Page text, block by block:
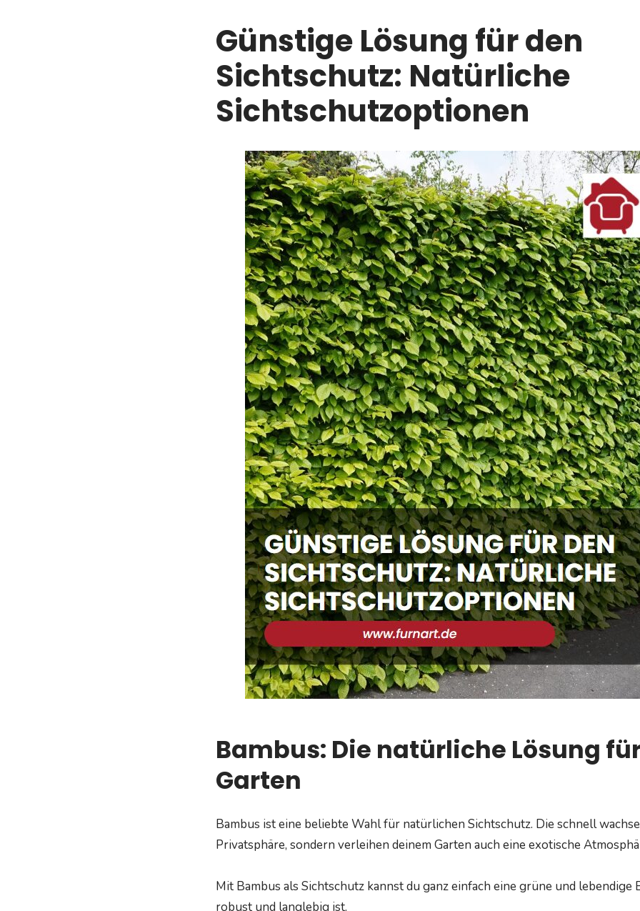
Günstige Lösung für den
Sichtschutz: Natürliche
Sichtschutzoptionen
Bambus: Die natürliche Lösung
Garten
Bambus ist eine beliebte Wahl für natürlichen Sichtschutz. Die schnell
Privatsphäre, sondern verleihen deinem Garten auch eine exotische
Mit Bambus als Sichtschutz kannst du ganz einfach eine grüne und
robust und langlebig ist.